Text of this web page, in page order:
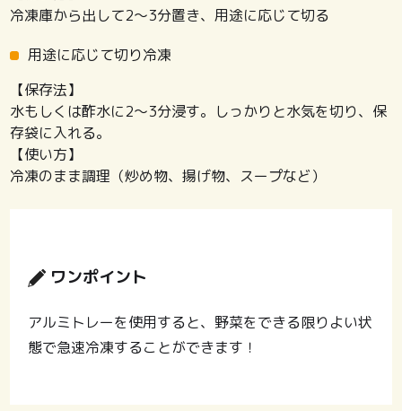
冷凍庫から出して2〜3分置き、用途に応じて切る
用途に応じて切り冷凍
【保存法】
水もしくは酢水に2〜3分浸す。しっかりと水気を切り、保
存袋に入れる。
【使い方】
冷凍のまま調理（炒め物、揚げ物、スープなど）
ワンポイント
アルミトレーを使用すると、野菜をできる限りよい状
態で急速冷凍することができます！